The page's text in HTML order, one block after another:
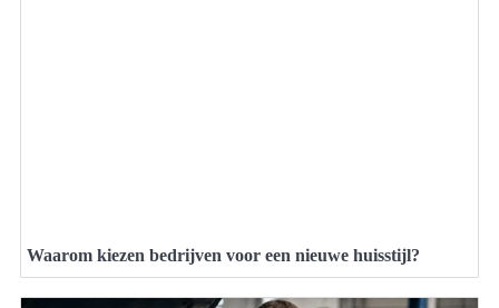
Waarom kiezen bedrijven voor een nieuwe huisstijl?